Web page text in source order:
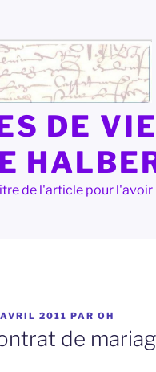
DE
de l'article pour
2011 PAR OH
de